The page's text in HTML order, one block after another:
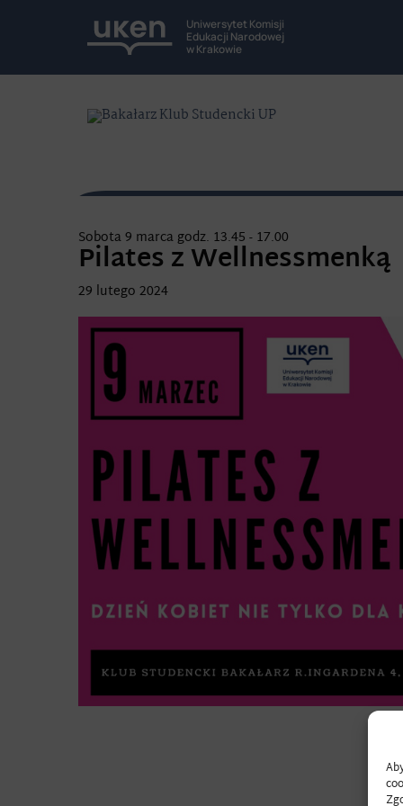
Uniwersytet Komisji
Edukacji Narodowej
w Krakowie
Sobota 9 marca godz. 13.45 - 17.00
Pilates z Wellnessmenką
29 lutego 2024